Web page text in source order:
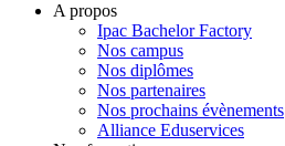
A propos
Ipac Bachelor Factory
Nos campus
Nos diplômes
Nos partenaires
Nos prochains évènements
Alliance Eduservices